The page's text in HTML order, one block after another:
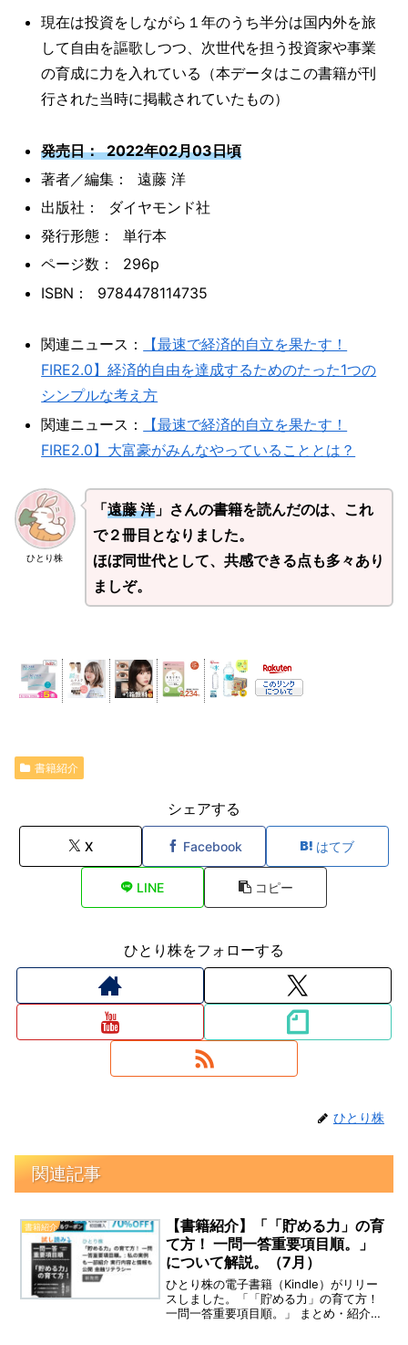
現在は投資をしながら１年のうち半分は国内外を旅
して自由を謳歌しつつ、次世代を担う投資家や事業
の育成に力を入れている（本データはこの書籍が刊
行された当時に掲載されていたもの）
発売日： 2022年02月03日頃
著者／編集： 遠藤 洋
出版社： ダイヤモンド社
発行形態： 単行本
ページ数： 296p
ISBN： 9784478114735
関連ニュース：
【最速で経済的自立を果たす！
FIRE2.0】経済的自由を達成するためのたった1つの
シンプルな考え方
関連ニュース：
【最速で経済的自立を果たす！
FIRE2.0】大富豪がみんなやっていることとは？
ひとり株
「遠藤 洋」さんの書籍を読んだのは、これ
で２冊目となりました。
ほぼ同世代として、共感できる点も多々あり
ましぞ。
書籍紹介
シェアする
X Facebook はてブ
LINE コピー
ひとり株をフォローする
ひとり株
関連記事
書籍紹介
【書籍紹介】「「貯める力」の育
て方！ 一問一答重要項目順。」
について解説。（7月）
ひとり株の電子書籍（Kindle）がリリー
スしました。「「貯める力」の育て方！
一問一答重要項目順。」 まとめ・紹介記